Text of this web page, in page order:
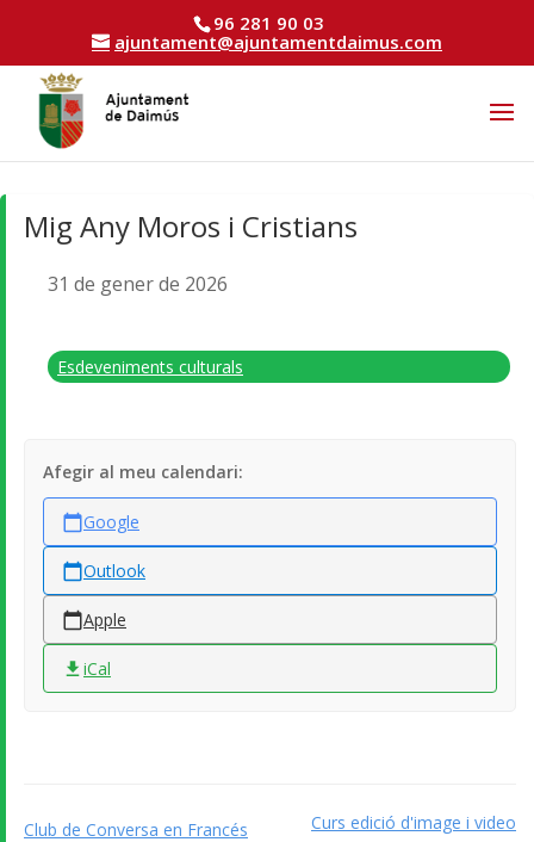
96 281 90 03
ajuntament@ajuntamentdaimus.com
Mig Any Moros i Cristians
31 de gener de 2026
Esdeveniments culturals
Afegir al meu calendari:
Google
Outlook
Apple
iCal
Club de Conversa en Francés Curs edició d'image i video